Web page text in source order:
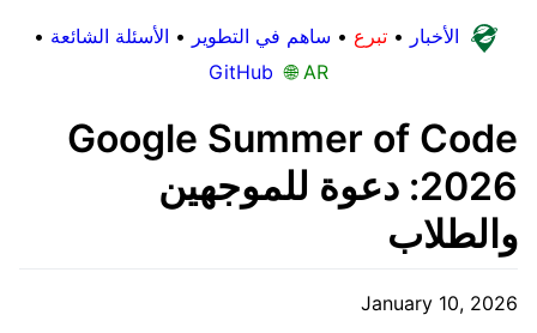
الأخبار • تبرع • ساهم في التطوير • الأسئلة الشائعة •
GitHub 🌐 AR
Google Summer of Code
2026: دعوة للموجهين
والطلاب
January 10, 2026